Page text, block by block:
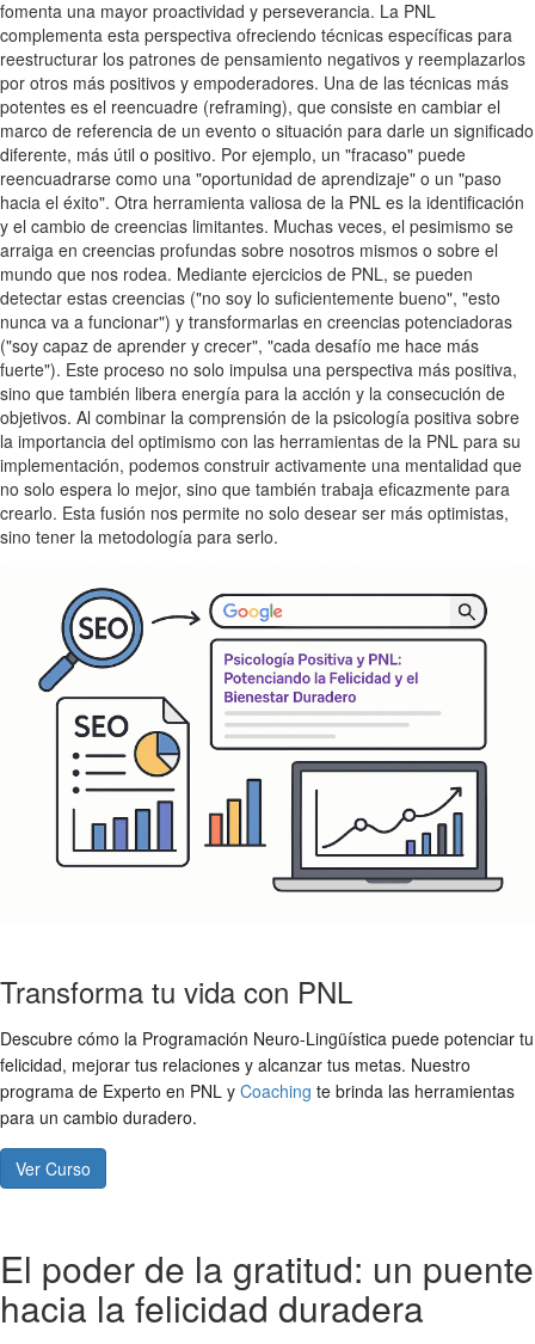
fomenta una mayor proactividad y perseverancia. La PNL
complementa esta perspectiva ofreciendo técnicas específicas para
reestructurar los patrones de pensamiento negativos y reemplazarlos
por otros más positivos y empoderadores. Una de las técnicas más
potentes es el reencuadre (reframing), que consiste en cambiar el
marco de referencia de un evento o situación para darle un significado
diferente, más útil o positivo. Por ejemplo, un "fracaso" puede
reencuadrarse como una "oportunidad de aprendizaje" o un "paso
hacia el éxito". Otra herramienta valiosa de la PNL es la identificación
y el cambio de creencias limitantes. Muchas veces, el pesimismo se
arraiga en creencias profundas sobre nosotros mismos o sobre el
mundo que nos rodea. Mediante ejercicios de PNL, se pueden
detectar estas creencias ("no soy lo suficientemente bueno", "esto
nunca va a funcionar") y transformarlas en creencias potenciadoras
("soy capaz de aprender y crecer", "cada desafío me hace más
fuerte"). Este proceso no solo impulsa una perspectiva más positiva,
sino que también libera energía para la acción y la consecución de
objetivos. Al combinar la comprensión de la psicología positiva sobre
la importancia del optimismo con las herramientas de la PNL para su
implementación, podemos construir activamente una mentalidad que
no solo espera lo mejor, sino que también trabaja eficazmente para
crearlo. Esta fusión nos permite no solo desear ser más optimistas,
sino tener la metodología para serlo.
Transforma tu vida con PNL
Descubre cómo la Programación Neuro-Lingüística puede potenciar tu
felicidad, mejorar tus relaciones y alcanzar tus metas. Nuestro
programa de Experto en PNL y Coaching te brinda las herramientas
para un cambio duradero.
Ver Curso
El poder de la gratitud: un puente
hacia la felicidad duradera